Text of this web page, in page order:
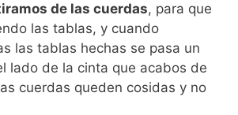
de las cuerdas, para que
las tablas, y cuando
las tablas hechas se pasa un
lado de la cinta que acabos de
cuerdas queden cosidas y no